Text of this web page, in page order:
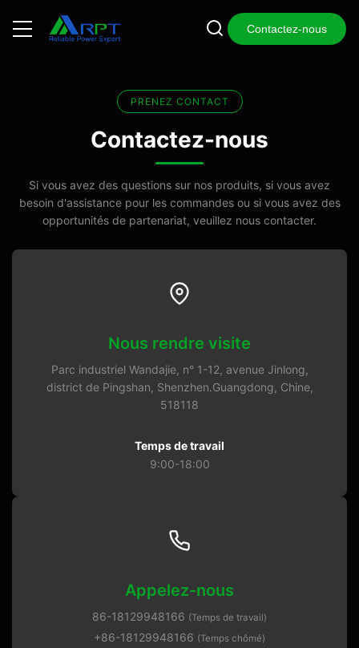
Contactez-nous
PRENEZ CONTACT
Contactez-nous
Si vous avez des questions sur nos produits, si vous avez
besoin d'assistance pour les commandes ou si vous avez des
opportunités de partenariat, veuillez nous contacter.
Nous rendre visite
Parc industriel Wandajie, n° 1-12, avenue Jinlong,
district de Pingshan, Shenzhen.Guangdong, Chine,
518118
Temps de travail
9:00-18:00
Appelez-nous
86-18129948166 (Temps de travail)
+86-18129948166 (Temps chômé)